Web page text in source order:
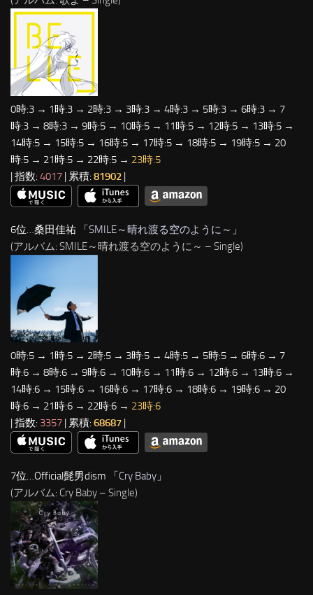
0時:3 → 1時:3 → 2時:3 → 3時:3 → 4時:3 → 5時:3 → 6時:3 → 7
時:3 → 8時:3 → 9時:5 → 10時:5 → 11時:5 → 12時:5 → 13時:5 →
14時:5 → 15時:5 → 16時:5 → 17時:5 → 18時:5 → 19時:5 → 20
時:5 → 21時:5 → 22時:5 → 23時:5
| 指数: 4017 | 累積: 81902 |
6位…桑田佳祐 「SMILE～晴れ渡る空のように～ 」
(アルバム: SMILE～晴れ渡る空のように～ – Single)
0時:5 → 1時:5 → 2時:5 → 3時:5 → 4時:5 → 5時:5 → 6時:6 → 7
時:6 → 8時:6 → 9時:6 → 10時:6 → 11時:6 → 12時:6 → 13時:6 →
14時:6 → 15時:6 → 16時:6 → 17時:6 → 18時:6 → 19時:6 → 20
時:6 → 21時:6 → 22時:6 → 23時:6
| 指数: 3357 | 累積: 68687 |
7位…Official髭男dism 「 Cry Baby 」
(アルバム: Cry Baby – Single)